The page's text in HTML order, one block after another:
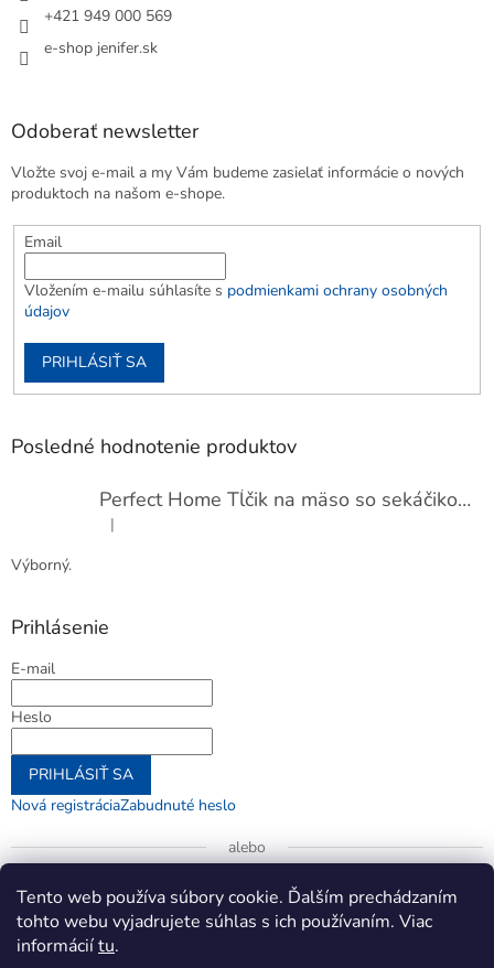
Tento web používa súbory cookie. Ďalším prechádzaním
tohto webu vyjadrujete súhlas s ich používaním. Viac
informáciítu.
+421 949 000 569
e-shop jenifer.sk
Odoberať newsletter
Vložte svoj e-mail a my Vám budeme zasielať informácie o nových
produktoch na našom e-shope.
Email
Vložením e-mailu súhlasíte s podmienkami ochrany osobných
údajov
PRIHLÁSIŤ SA
Posledné hodnotenie produktov
Perfect Home Tĺčik na mäso so sekáčikom, 56893
Hodnotenie produktu je 5 z 5 hviezdičiek.
|
Výborný.
Prihlásenie
E-mail
Heslo
PRIHLÁSIŤ SA
Nová registráciaZabudnuté heslo
alebo
Prihlásiť sa cez Google